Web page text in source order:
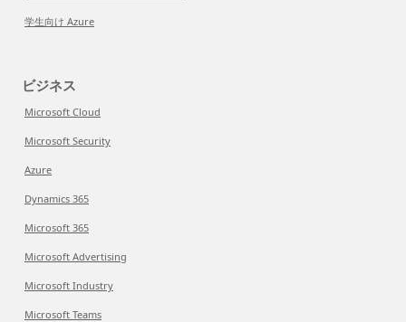
学生向け Azure
ビジネス
Microsoft Cloud
Microsoft Security
Azure
Dynamics 365
Microsoft 365
Microsoft Advertising
Microsoft Industry
Microsoft Teams